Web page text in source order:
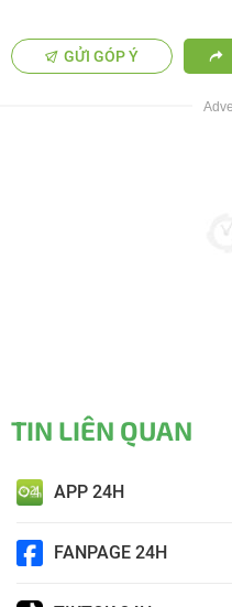
GỬI GÓP Ý
TIN LIÊN QUAN
APP 24H
FANPAGE 24H